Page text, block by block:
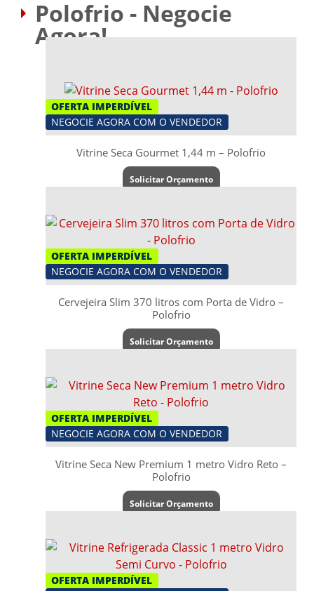
Polofrio - Negocie
Agora!
OFERTA IMPERDÍVEL
NEGOCIE AGORA COM O VENDEDOR
Vitrine Seca Gourmet 1,44 m – Polofrio
Solicitar Orçamento
OFERTA IMPERDÍVEL
NEGOCIE AGORA COM O VENDEDOR
Cervejeira Slim 370 litros com Porta de Vidro –
Polofrio
Solicitar Orçamento
OFERTA IMPERDÍVEL
NEGOCIE AGORA COM O VENDEDOR
Vitrine Seca New Premium 1 metro Vidro Reto –
Polofrio
Solicitar Orçamento
OFERTA IMPERDÍVEL